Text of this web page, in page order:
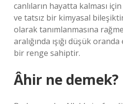
canlıların hayatta kalması
ve tatsız bir kimyasal
olarak tanımlanmasına
aralığında ışığı düşük
bir renge sahiptir.
Âhir ne demek?